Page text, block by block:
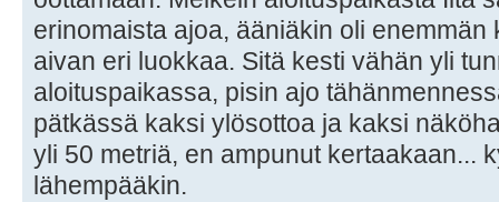
erinomaista ajoa, ääniäkin oli
aivan eri luokkaa. Sitä kesti vähän yli
aloituspaikassa, pisin ajo
pätkässä kaksi ylösottoa ja kaksi
yli 50 metriä, en ampunut kertaakaan...
lähempääkin.